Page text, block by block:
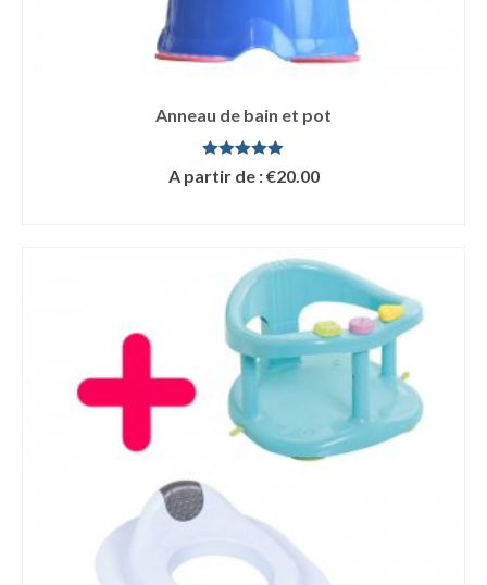
Anneau de bain et pot
Note 5.00
sur 5
A partir de :€20.00